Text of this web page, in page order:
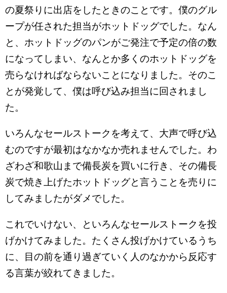
の夏祭りに出店をしたときのことです。僕のグル
ープが任された担当がホットドッグでした。なん
と、ホットドッグのパンがご発注で予定の倍の数
になってしまい、なんとか多くのホットドッグを
売らなければならないことになりました。そのこ
とが発覚して、僕は呼び込み担当に回されまし
た。
いろんなセールストークを考えて、大声で呼び込
むのですが最初はなかなか売れませんでした。わ
ざわざ和歌山まで備長炭を買いに行き、その備長
炭で焼き上げたホットドッグと言うことを売りに
してみましたがダメでした。
これでいけない、といろんなセールストークを投
げかけてみました。たくさん投げかけているうち
に、目の前を通り過ぎていく人のなかから反応す
る言葉が絞れてきました。